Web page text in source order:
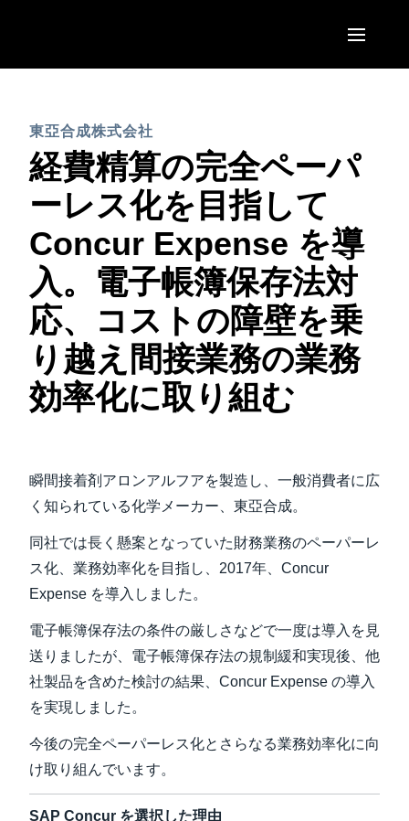
Canada (English)
Canada (Français)
México (Español)
Brasil (Português)
United Kingdom (English)
France (Français)
Deutschland (Deutsch)
Italia (Italiano)
Nederlands (English)
Sweden (English)
Denmark (English)
Belgium (English)
Norway (English)
ASIA PACIFIC
Australia (English)
India (English)
日本（日本語)
Singapore (English)
東亞合成株式会社
経費精算の完全ペーパ
ーレス化を目指して
Concur Expense を導
入。電子帳簿保存法対
応、コストの障壁を乗
り越え間接業務の業務
効率化に取り組む
瞬間接着剤アロンアルフアを製造し、一般消費者に広
く知られている化学メーカー、東亞合成。
同社では長く懸案となっていた財務業務のペーパーレ
ス化、業務効率化を目指し、2017年、Concur
Expense を導入しました。
電子帳簿保存法の条件の厳しさなどで一度は導入を見
送りましたが、電子帳簿保存法の規制緩和実現後、他
社製品を含めた検討の結果、Concur Expense の導入
を実現しました。
今後の完全ペーパーレス化とさらなる業務効率化に向
け取り組んでいます。
SAP Concur を選択した理由